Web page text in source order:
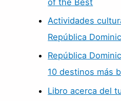
of the Best
Actividades
República
República
10 destinos más
Libro acerca del